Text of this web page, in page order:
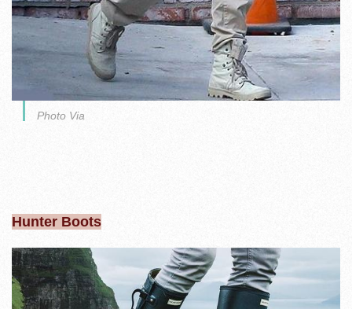
Photo Via
Hunter Boots